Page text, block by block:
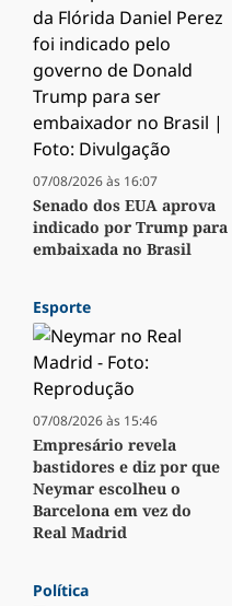
07/08/2026 às 16:07
Senado dos EUA aprova
indicado por Trump para
embaixada no Brasil
Esporte
07/08/2026 às 15:46
Empresário revela
bastidores e diz por que
Neymar escolheu o
Barcelona em vez do
Real Madrid
Política